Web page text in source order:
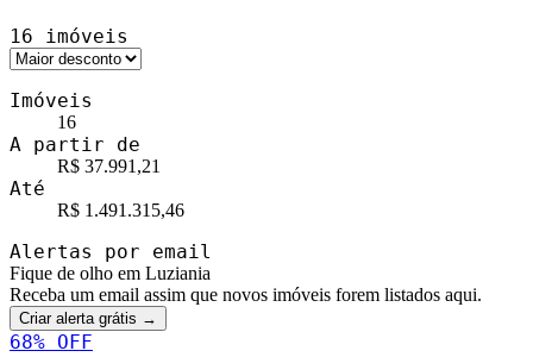
16 imóveis
Imóveis
16
A partir de
R$ 37.991,21
Até
R$ 1.491.315,46
Alertas por email
Fique de olho em Luziania
Receba um email assim que novos imóveis forem listados aqui.
Criar alerta grátis →
68% OFF